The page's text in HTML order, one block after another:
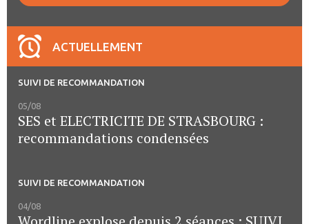
ACTUELLEMENT
SUIVI DE RECOMMANDATION
05/08
SES et ELECTRICITE DE STRASBOURG :
recommandations condensées
SUIVI DE RECOMMANDATION
04/08